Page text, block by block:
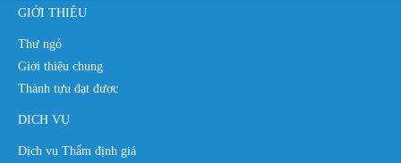
GIỚI THIỆU
Thư ngỏ
Giới thiệu chung
Thành tựu đạt được
DỊCH VỤ
Dịch vụ Thẩm định giá